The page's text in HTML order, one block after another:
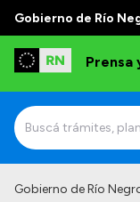
Gobierno de Río
Prensa
Gobierno de Río